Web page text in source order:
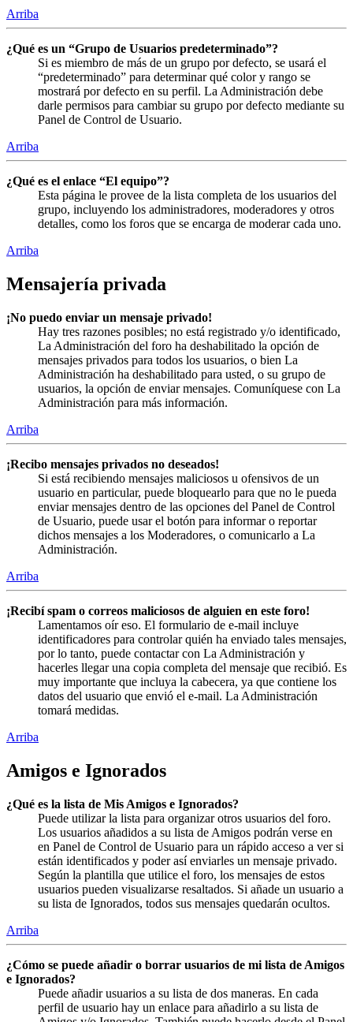
Arriba
¿Qué es un “Grupo de Usuarios predeterminado”?
Si es miembro de más de un grupo por defecto, se usará el
“predeterminado” para determinar qué color y rango se
mostrará por defecto en su perfil. La Administración debe
darle permisos para cambiar su grupo por defecto mediante su
Panel de Control de Usuario.
Arriba
¿Qué es el enlace “El equipo”?
Esta página le provee de la lista completa de los usuarios del
grupo, incluyendo los administradores, moderadores y otros
detalles, como los foros que se encarga de moderar cada uno.
Arriba
Mensajería privada
¡No puedo enviar un mensaje privado!
Hay tres razones posibles; no está registrado y/o identificado,
La Administración del foro ha deshabilitado la opción de
mensajes privados para todos los usuarios, o bien La
Administración ha deshabilitado para usted, o su grupo de
usuarios, la opción de enviar mensajes. Comuníquese con La
Administración para más información.
Arriba
¡Recibo mensajes privados no deseados!
Si está recibiendo mensajes maliciosos u ofensivos de un
usuario en particular, puede bloquearlo para que no le pueda
enviar mensajes dentro de las opciones del Panel de Control
de Usuario, puede usar el botón para informar o reportar
dichos mensajes a los Moderadores, o comunicarlo a La
Administración.
Arriba
¡Recibí spam o correos maliciosos de alguien en este foro!
Lamentamos oír eso. El formulario de e-mail incluye
identificadores para controlar quién ha enviado tales mensajes,
por lo tanto, puede contactar con La Administración y
hacerles llegar una copia completa del mensaje que recibió. Es
muy importante que incluya la cabecera, ya que contiene los
datos del usuario que envió el e-mail. La Administración
tomará medidas.
Arriba
Amigos e Ignorados
¿Qué es la lista de Mis Amigos e Ignorados?
Puede utilizar la lista para organizar otros usuarios del foro.
Los usuarios añadidos a su lista de Amigos podrán verse en
en Panel de Control de Usuario para un rápido acceso a ver si
están identificados y poder así enviarles un mensaje privado.
Según la plantilla que utilice el foro, los mensajes de estos
usuarios pueden visualizarse resaltados. Si añade un usuario a
su lista de Ignorados, todos sus mensajes quedarán ocultos.
Arriba
¿Cómo se puede añadir o borrar usuarios de mi lista de Amigos
e Ignorados?
Puede añadir usuarios a su lista de dos maneras. En cada
perfil de usuario hay un enlace para añadirlo a su lista de